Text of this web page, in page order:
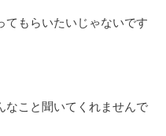
てもらいたいじゃないです
なこと聞いてくれませんで